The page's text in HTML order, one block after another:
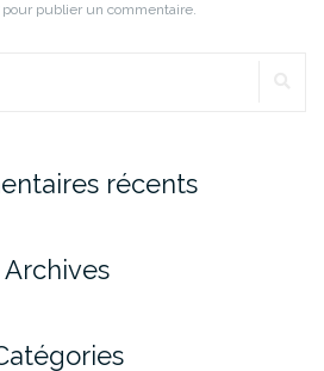
pour publier un commentaire.
récents
Archives